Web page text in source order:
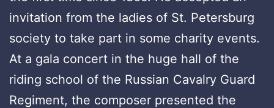
invitation from the ladies of St. Petersburg
society to take part in some charity events.
At a gala concert in the huge hall of the
riding school of the Russian Cavalry Guard
Regiment, the composer presented the